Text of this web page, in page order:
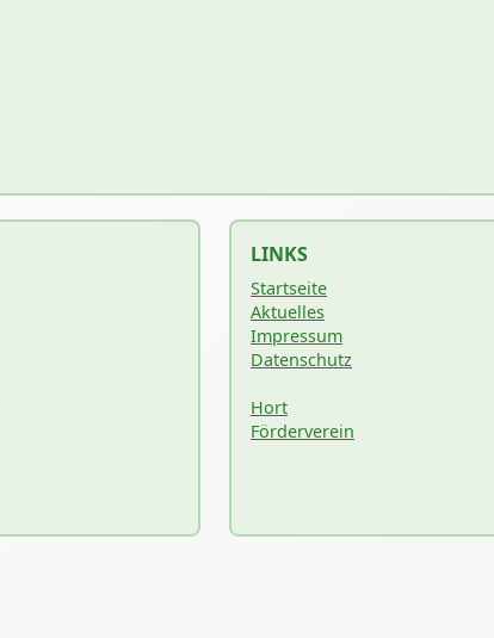
LINKS
Startseite
Aktuelles
Impressum
Datenschutz
Hort
Förderverein